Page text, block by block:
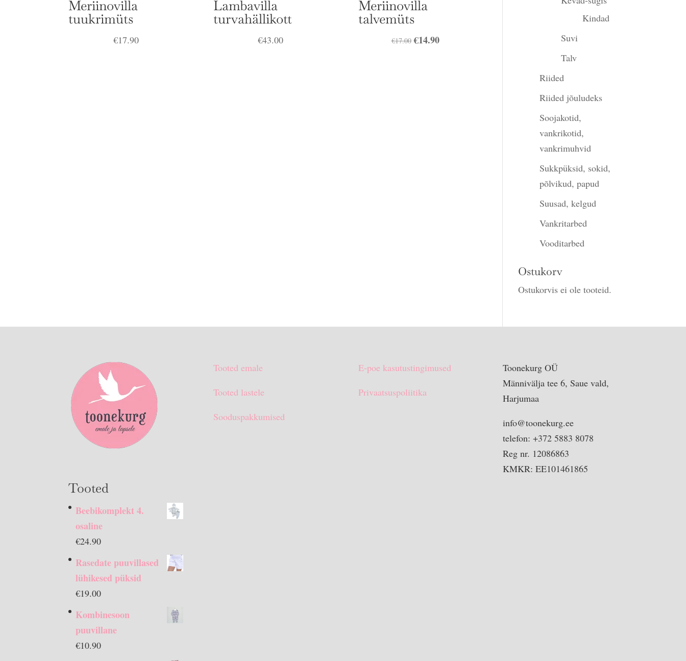
Meriinovilla
tuukrimüts
€17.90
Lambavilla
turvahällikott
€43.00
Meriinovilla
talvemüts
€17.00 Algne
€14.90Praegune
Kindad
Suvi
Talv
Riided
Riided jõuludeks
Soojakotid,
vankrikotid,
vankrimuhvid
Sukkpüksid, sokid,
põlvikud, papud
Suusad, kelgud
Vankritarbed
Vooditarbed
Ostukorv
Ostukorvis ei ole tooteid.
Tooted
Beebikomplekt 4.
osaline
€24.90
Rasedate puuvillased
lühikesed püksid
€19.00
Kombinesoon
puuvillane
€10.90
Tooted emale
Tooted lastele
Sooduspakkumised
E-poe kasutustingimused
Privaatsuspoliitika
Toonekurg OÜ
Männivälja tee 6, Saue vald,
Harjumaa
info@toonekurg.ee
telefon: +372 5883 8078
Reg nr. 12086863
KMKR: EE101461865